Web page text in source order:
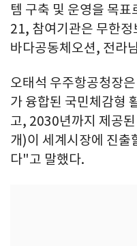
템 구축 및 운영을 목표
21, 참여기관은 무한
바다공동체오션, 전라
오태석 우주항공청장
가 융합된 국민체감형
고, 2030년까지 제공
개)이 세계시장에 진출
다"고 말했다.